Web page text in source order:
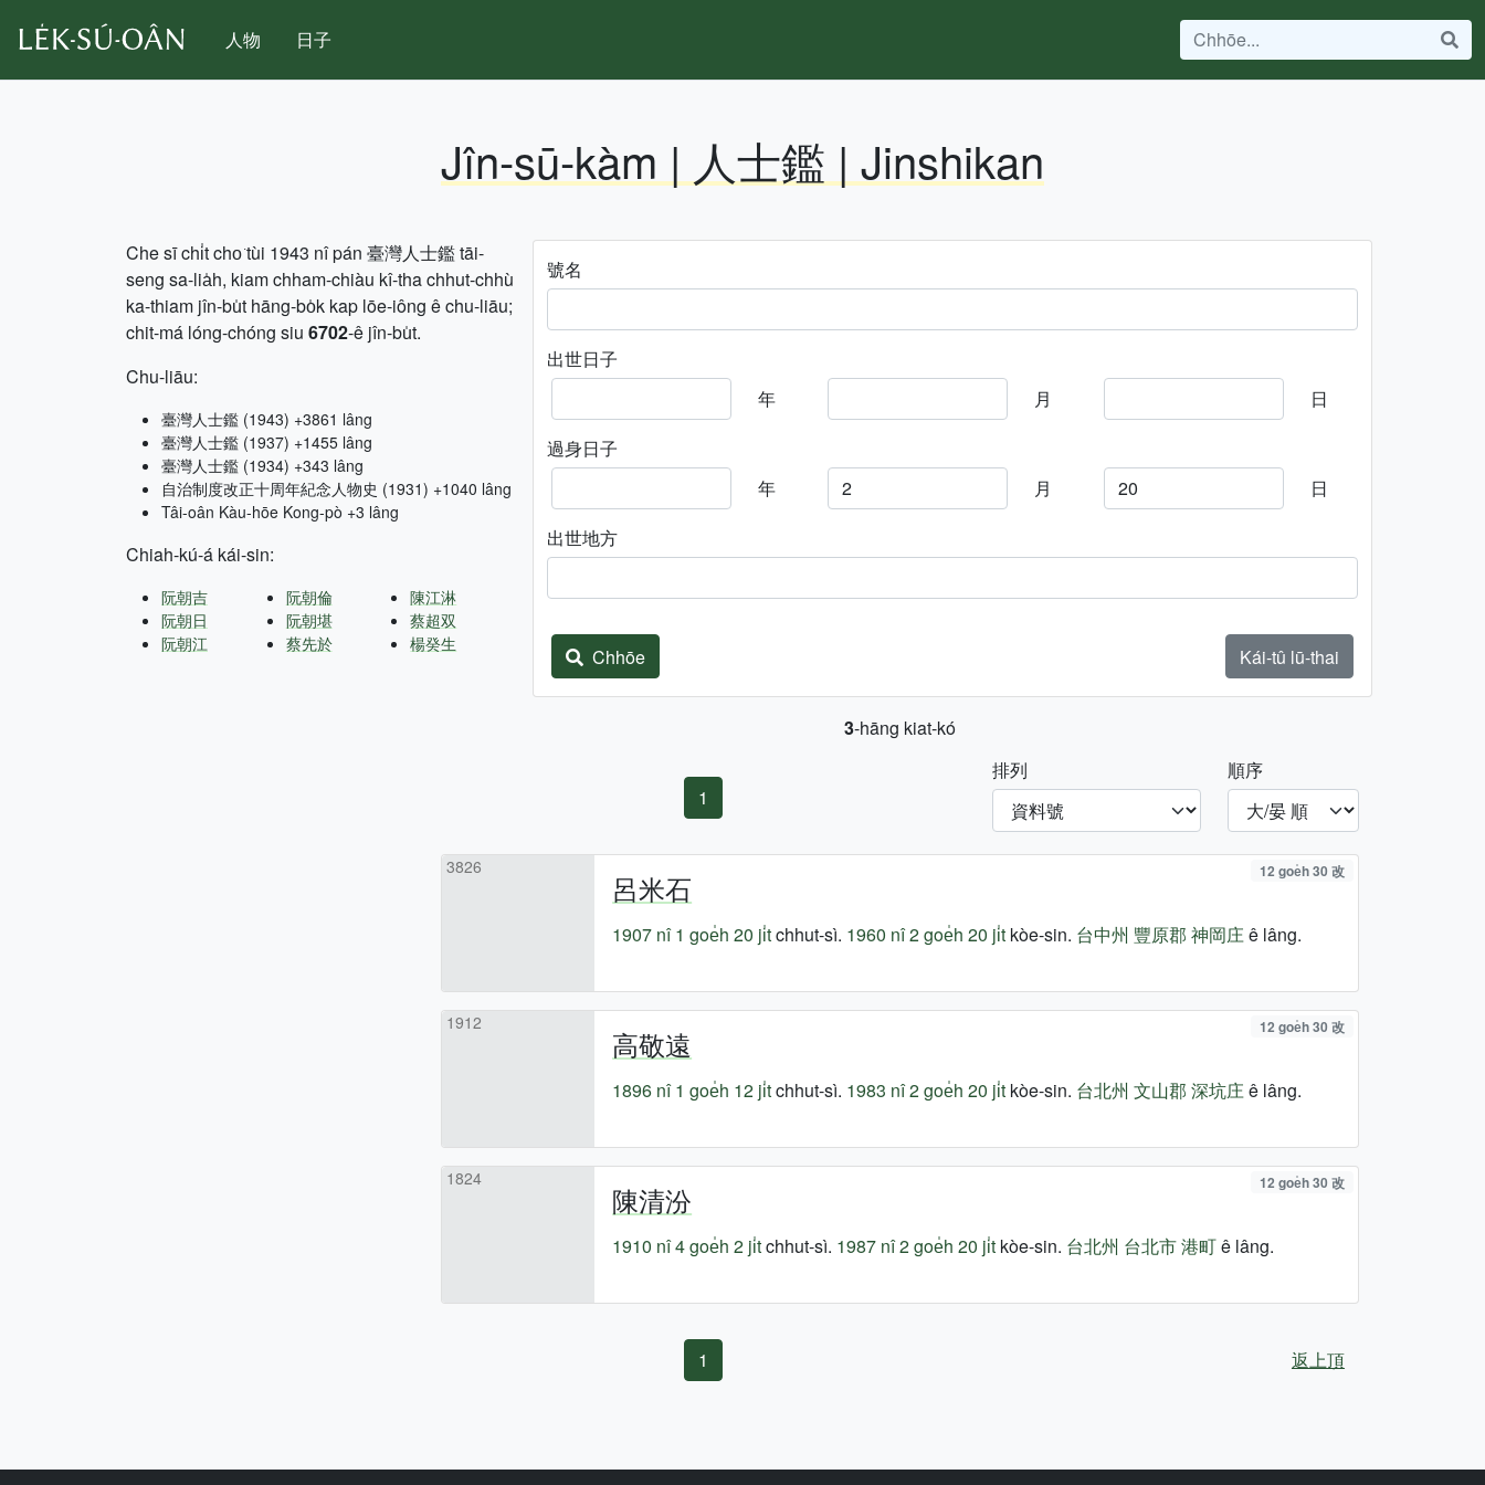
人物 日子
Jîn-sū-kàm | 人士鑑 | Jinshikan
Che sī chi̍t cho͘ tùi 1943 nî pán 臺灣人士鑑 tāi-
seng sa-lia̍h, kiam chham-chiàu kî-tha chhut-chhù
ka-thiam jîn-bu̍t hāng-bo̍k kap lōe-iông ê chu-liāu;
chit-má lóng-chóng siu 6702-ê jîn-bu̍t.
Chu-liāu:
臺灣人士鑑 (1943) +3861 lâng
臺灣人士鑑 (1937) +1455 lâng
臺灣人士鑑 (1934) +343 lâng
自治制度改正十周年紀念人物史 (1931) +1040 lâng
Tâi-oân Kàu-hōe Kong-pò +3 lâng
Chiah-kú-á kái-sin:
阮朝吉
阮朝日
阮朝江
阮朝倫
阮朝堪
蔡先於
陳江淋
蔡超双
楊癸生
號名
出世日子
年
月
日
過身日子
年
月
日
出世地方
Chhōe Kái-tû lū-thai
3-hāng kiat-kó
1
排列 順序
3826
呂米石 12 goe̍h 30 改
1907 nî 1 goe̍h 20 ji̍tchhut-sì. 1960 nî2 goe̍h 20 ji̍t kòe-sin. 台中州 豐原郡 神岡庄ê lâng.
1912
高敬遠 12 goe̍h 30 改
1896 nî 1 goe̍h 12 ji̍tchhut-sì. 1983 nî2 goe̍h 20 ji̍t kòe-sin. 台北州 文山郡 深坑庄ê lâng.
1824
陳清汾 12 goe̍h 30 改
1910 nî4 goe̍h 2 ji̍tchhut-sì. 1987 nî2 goe̍h 20 ji̍t kòe-sin. 台北州 台北市港町ê lâng.
1 返上頂